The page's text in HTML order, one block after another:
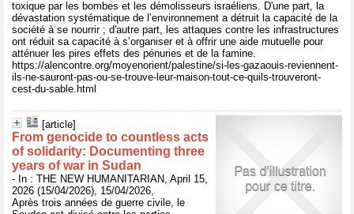
toxique par les bombes et les démolisseurs israéliens. D'une part, la
dévastation systématique de l’environnement a détruit la capacité de la
société à se nourrir ; d'autre part, les attaques contre les infrastructures
ont réduit sa capacité à s’organiser et à offrir une aide mutuelle pour
atténuer les pires effets des pénuries et de la famine.
https://alencontre.org/moyenorient/palestine/si-les-gazaouis-reviennent-
ils-ne-sauront-pas-ou-se-trouve-leur-maison-tout-ce-quils-trouveront-
cest-du-sable.html
[article]
From genocide to countless acts
of solidarity: Documenting three
years of war in Sudan
- In : THE NEW HUMANITARIAN, April 15,
2026 (15/04/2026), 15/04/2026,
Après trois années de guerre civile, le